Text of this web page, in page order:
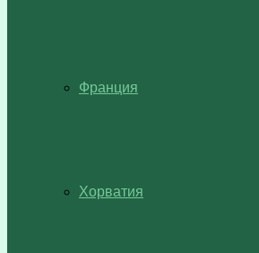
Франция
Хорватия